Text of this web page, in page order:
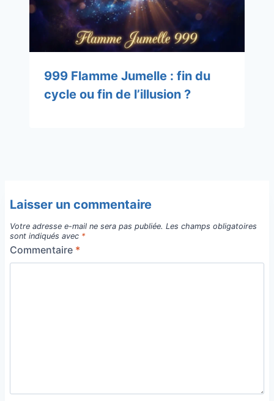
999 Flamme Jumelle : fin du
cycle ou fin de l’illusion ?
Laisser un commentaire
Votre adresse e-mail ne sera pas publiée. Les champs obligatoires
sont indiqués avec *
Commentaire *